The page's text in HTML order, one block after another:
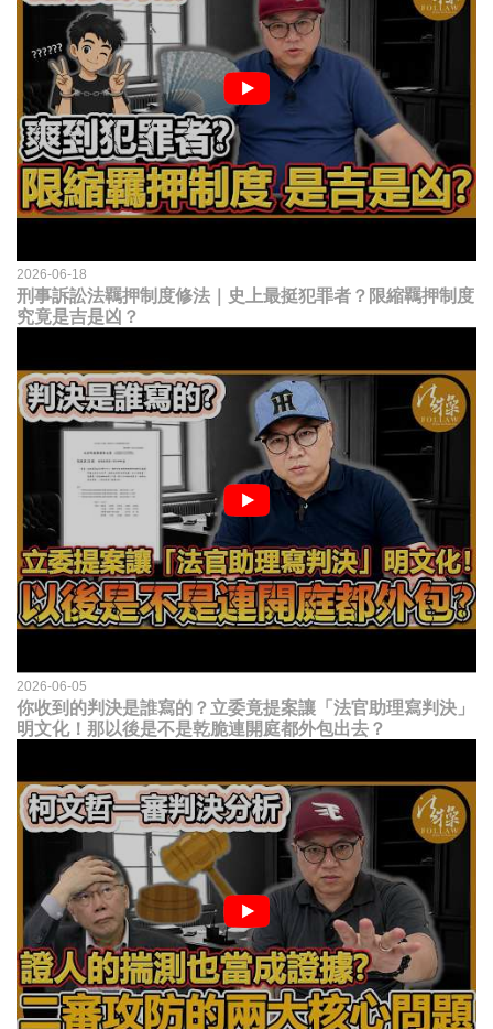
2026-06-18
刑事訴訟法羈押制度修法｜史上最挺犯罪者？限縮羈押制度
究竟是吉是凶？
2026-06-05
你收到的判決是誰寫的？立委竟提案讓「法官助理寫判決」
明文化！那以後是不是乾脆連開庭都外包出去？